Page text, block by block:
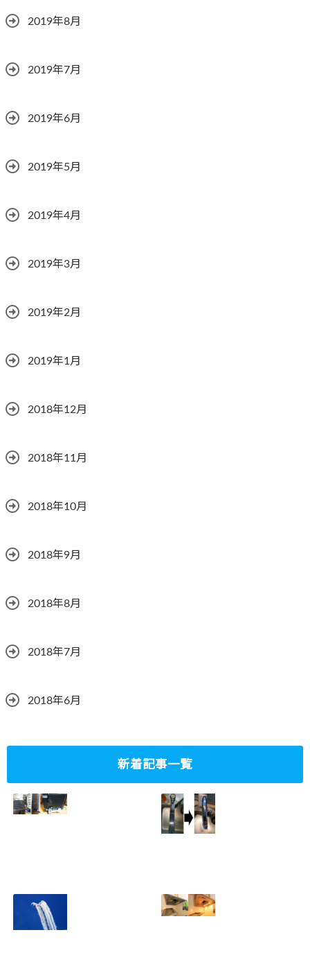
2019年8月
2019年7月
2019年6月
2019年5月
2019年4月
2019年3月
2019年2月
2019年1月
2018年12月
2018年11月
2018年10月
2018年9月
2018年8月
2018年7月
2018年6月
新着記事一覧
ド対応
2023.10.14
チレス水栓にDIY
で交換